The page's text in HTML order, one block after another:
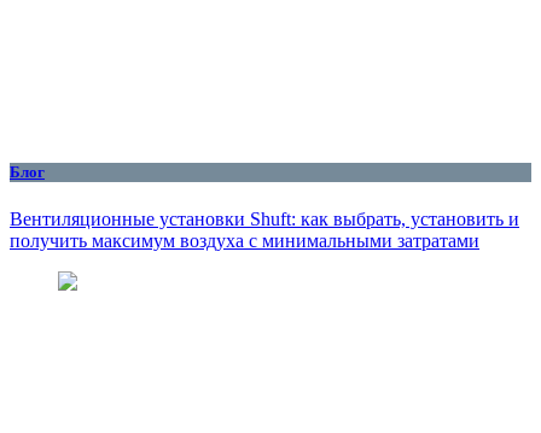
Блог
Вентиляционные установки Shuft: как выбрать, установить и
получить максимум воздуха с минимальными затратами